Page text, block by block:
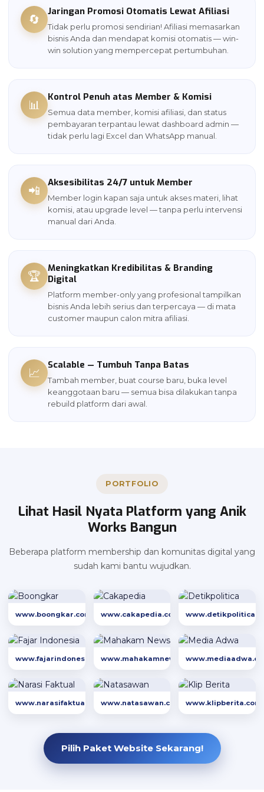
🔄
Jaringan Promosi Otomatis Lewat Afiliasi
Tidak perlu promosi sendirian! Afiliasi memasarkan
bisnis Anda dan mendapat komisi otomatis — win-
win solution yang mempercepat pertumbuhan.
📊
Kontrol Penuh atas Member & Komisi
Semua data member, komisi afiliasi, dan status
pembayaran terpantau lewat dashboard admin —
tidak perlu lagi Excel dan WhatsApp manual.
📲
Aksesibilitas 24/7 untuk Member
Member login kapan saja untuk akses materi, lihat
komisi, atau upgrade level — tanpa perlu intervensi
manual dari Anda.
🏆
Meningkatkan Kredibilitas & Branding
Digital
Platform member-only yang profesional tampilkan
bisnis Anda lebih serius dan terpercaya — di mata
customer maupun calon mitra afiliasi.
📈
Scalable — Tumbuh Tanpa Batas
Tambah member, buat course baru, buka level
keanggotaan baru — semua bisa dilakukan tanpa
rebuild platform dari awal.
PORTFOLIO
Lihat Hasil Nyata Platform yang Anik
Works Bangun
Beberapa platform membership dan komunitas digital yang
sudah kami bantu wujudkan.
www.boongkar.com www.cakapedia.com
www.fajarindonesia.comwww.mahakamnews.com
www.narasifaktual.comwww.natasawan.com www.klipberita.com
Pilih Paket Website Sekarang!